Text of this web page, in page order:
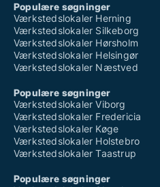
Populære søgninger
Værkstedslokaler Herning
Værkstedslokaler Silkeborg
Værkstedslokaler Hørsholm
Værkstedslokaler Helsingør
Værkstedslokaler Næstved
Populære søgninger
Værkstedslokaler Viborg
Værkstedslokaler Fredericia
Værkstedslokaler Køge
Værkstedslokaler Holstebro
Værkstedslokaler Taastrup
Populære søgninger